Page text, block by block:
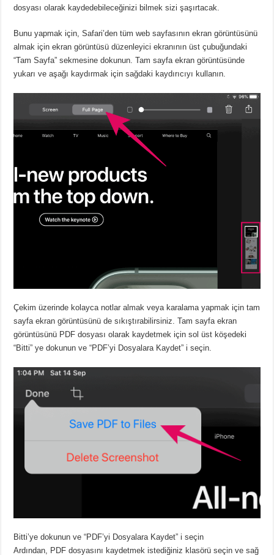
dosyası olarak kaydedebileceğinizi bilmek sizi şaşırtacak.
Bunu yapmak için, Safari’den tüm web sayfasının ekran görüntüsünü
almak için ekran görüntüsü düzenleyici ekranının üst çubuğundaki
“Tam Sayfa” sekmesine dokunun. Tam sayfa ekran görüntüsünde
yukarı ve aşağı kaydırmak için sağdaki kaydırıcıyı kullanın.
Çekim üzerinde kolayca notlar almak veya karalama yapmak için tam
sayfa ekran görüntüsünü de sıkıştırabilirsiniz. Tam sayfa ekran
görüntüsünü PDF dosyası olarak kaydetmek için sol üst köşedeki
“Bitti” ye dokunun ve “PDF’yi Dosyalara Kaydet” i seçin.
Bitti’ye dokunun ve “PDF’yi Dosyalara Kaydet” i seçin
Ardından, PDF dosyasını kaydetmek istediğiniz klasörü seçin ve sağ